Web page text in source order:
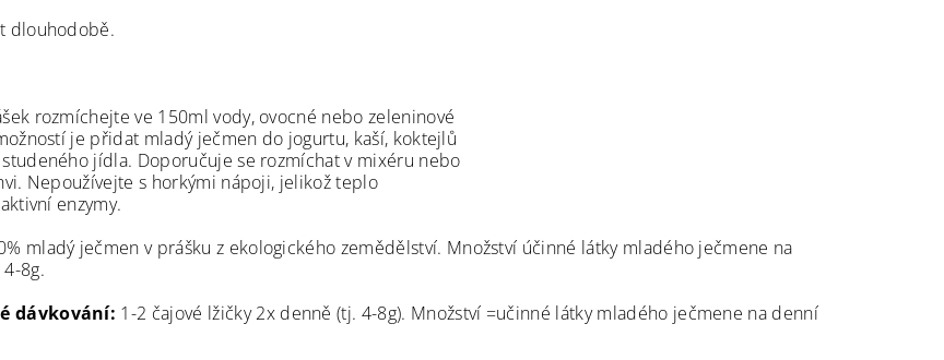
dlouhodobě.
rozmíchejte ve 150ml vody, ovocné nebo zeleninové
je přidat mladý ječmen do jogurtu, kaší, koktejlů
jídla. Doporučuje se rozmíchat v mixéru nebo
Nepoužívejte s horkými nápoji, jelikož teplo
enzymy.
mladý ječmen v prášku z ekologického zemědělství. Množství účinné látky mladého ječmene na
8g.
dávkování: 1-2 čajové lžičky 2x denně (tj. 4-8g). Množství =učinné látky mladého ječmene na denní